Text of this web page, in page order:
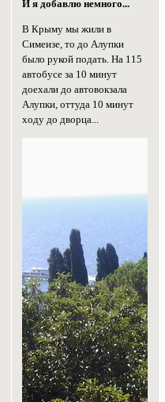
И я добавлю немного...
В Крыму мы жили в
Симеизе, то до Алупки
было рукой подать. На 115
автобусе за 10 минут
доехали до автовокзала
Алупки, оттуда 10 минут
ходу до дворца...